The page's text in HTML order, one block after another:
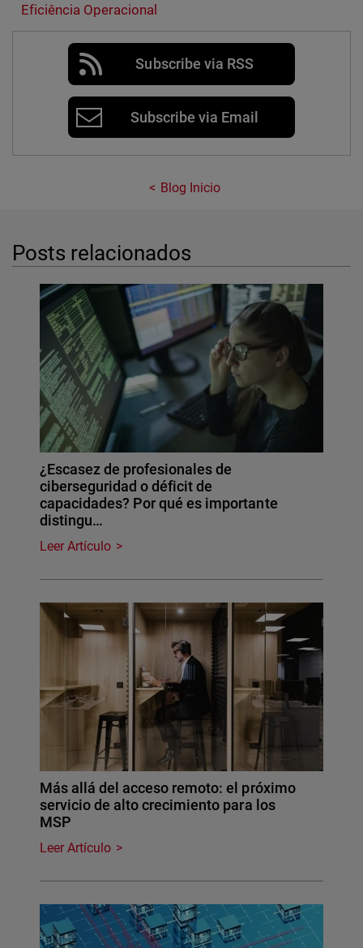
Eficiência Operacional
Subscribe via RSS
Subscribe via Email
Blog Inicio
Posts relacionados
¿Escasez de profesionales de
ciberseguridad o déficit de
capacidades? Por qué es importante
distingu…
Leer Artículo
Más allá del acceso remoto: el próximo
servicio de alto crecimiento para los
MSP
Leer Artículo